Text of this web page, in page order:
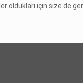
oldukları için size de